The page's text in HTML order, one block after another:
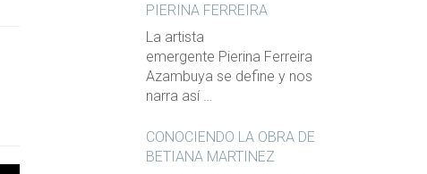
PIERINA FERREIRA
La artista
emergente Pierina Ferreira
Azambuya se define y nos
narra así …
CONOCIENDO LA OBRA DE
BETIANA MARTINEZ